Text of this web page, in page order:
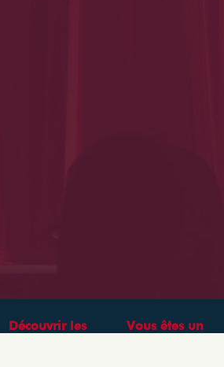
Découvrir les
Vous êtes un